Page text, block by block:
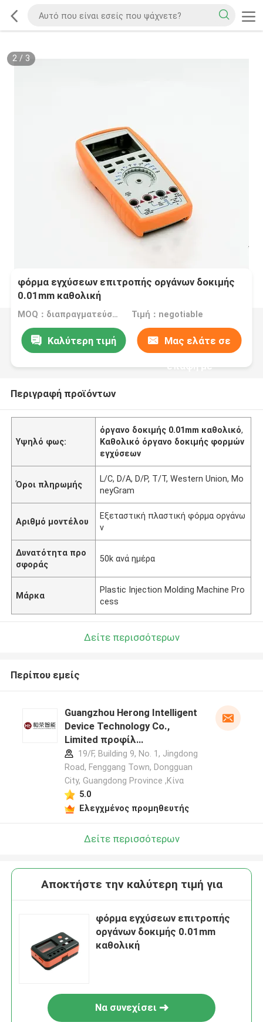
2/ 3
φόρμα εγχύσεων επιτροπής οργάνων δοκιμής
0.01mm καθολική
MOQ：διαπραγματεύσιμος Τιμή：negotiable
Καλύτερη τιμή Μας ελάτε σε
επαφή με
Περιγραφή προϊόντων
Υψηλό φως:
όργανο δοκιμής 0.01mm καθολικό,
Καθολικό όργανο δοκιμής φορμών
εγχύσεων
Όροι πληρωμής
L/C, D/A, D/P, T/T, Western Union, Mo
neyGram
Αριθμό μοντέλου
Εξεταστική πλαστική φόρμα οργάνω
ν
Δυνατότητα προ
σφοράς
50k ανά ημέρα
Μάρκα
Plastic Injection Molding Machine Pro
cess
Δείτε περισσότερων
Περίπου εμείς
Guangzhou Herong Intelligent
Device Technology Co.,
Limited προφίλ
κατασκευαστή
19/F, Building 9, No. 1, Jingdong
Road, Fenggang Town, Dongguan
City, Guangdong Province ,Κίνα
5.0
Ελεγχμένος προμηθευτής
Δείτε περισσότερων
Αποκτήστε την καλύτερη τιμή για
φόρμα εγχύσεων επιτροπής
οργάνων δοκιμής 0.01mm
καθολική
Να συνεχίσει